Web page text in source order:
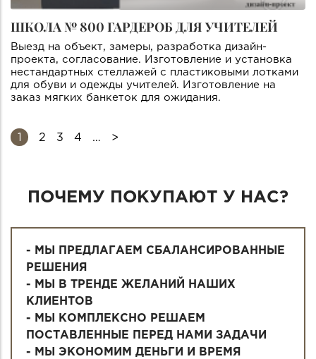
ШКОЛА № 800 ГАРДЕРОБ ДЛЯ УЧИТЕЛЕЙ
Выезд на объект, замеры, разработка дизайн-
проекта, согласование. Изготовление и установка
нестандартных стеллажей с пластиковыми лотками
для обуви и одежды учителей. Изготовление на
заказ мягких банкеток для ожидания.
1 2 3 4 …
ПОЧЕМУ ПОКУПАЮТ У НАС?
- МЫ ПРЕДЛАГАЕМ СБАЛАНСИРОВАННЫЕ
РЕШЕНИЯ
- МЫ В ТРЕНДЕ ЖЕЛАНИЙ НАШИХ
КЛИЕНТОВ
- МЫ КОМПЛЕКСНО РЕШАЕМ
ПОСТАВЛЕННЫЕ ПЕРЕД НАМИ ЗАДАЧИ
- МЫ ЭКОНОМИМ ДЕНЬГИ И ВРЕМЯ